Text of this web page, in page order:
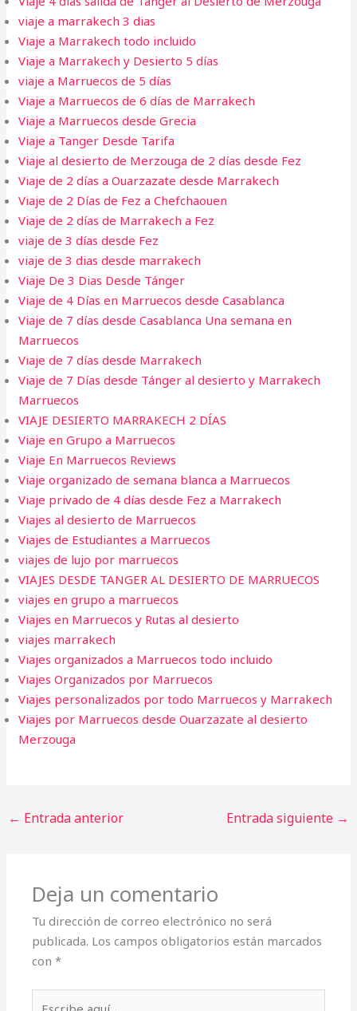
viaje a marrakech 3 dias​
Viaje a Marrakech todo incluido
Viaje a Marrakech y Desierto 5 días
viaje a Marruecos de 5 días
Viaje a Marruecos de 6 días de Marrakech
Viaje a Marruecos desde Grecia
Viaje a Tanger Desde Tarifa​
Viaje al desierto de Merzouga de 2 días desde Fez
Viaje de 2 días a Ouarzazate desde Marrakech
Viaje de 2 Días de Fez a Chefchaouen
Viaje de 2 días de Marrakech a Fez
viaje de 3 días desde Fez
viaje de 3 dias desde marrakech
Viaje De 3 Dias Desde Tánger
Viaje de 4 Días en Marruecos desde Casablanca
Viaje de 7 días desde Casablanca Una semana en
Marruecos
Viaje de 7 días desde Marrakech
Viaje de 7 Días desde Tánger al desierto y Marrakech
Marruecos
VIAJE DESIERTO MARRAKECH 2 DÍAS
Viaje en Grupo a Marruecos
Viaje En Marruecos Reviews
Viaje organizado de semana blanca a Marruecos
Viaje privado de 4 días desde Fez a Marrakech
Viajes al desierto de Marruecos
Viajes de Estudiantes a Marruecos
viajes de lujo por marruecos
VIAJES DESDE TANGER AL DESIERTO DE MARRUECOS
viajes en grupo a marruecos
Viajes en Marruecos y Rutas al desierto
viajes marrakech
Viajes organizados a Marruecos todo incluido
Viajes Organizados por Marruecos
Viajes personalizados por todo Marruecos y Marrakech
Viajes por Marruecos desde Ouarzazate al desierto
Merzouga
← Entrada anterior Entrada siguiente →
Deja un comentario
Tu dirección de correo electrónico no será
publicada. Los campos obligatorios están marcados
con*